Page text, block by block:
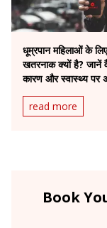
धूम्रपान महिलाओं के
खतरनाक क्यों है? जानें
कारण और स्वास्थ्य पर
read more
Book